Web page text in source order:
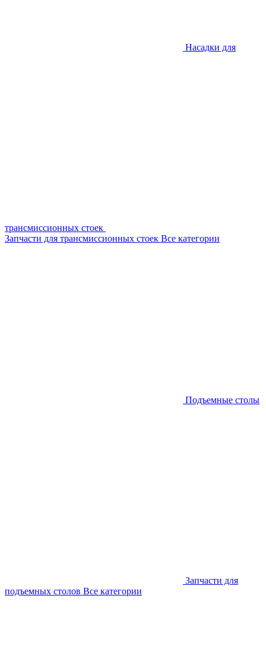
Насадки для
трансмиссионных стоек
Запчасти для трансмиссионных стоек Все категории
Подъемные столы
Запчасти для
подъемных столов Все категории